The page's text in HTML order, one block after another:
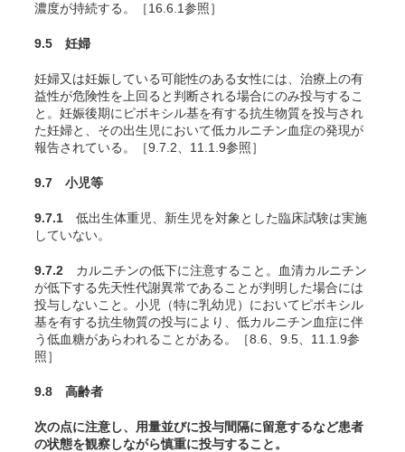
濃度が持続する。［16.6.1参照］
9.5 妊婦
妊婦又は妊娠している可能性のある女性には、治療上の有
益性が危険性を上回ると判断される場合にのみ投与するこ
と。妊娠後期にピボキシル基を有する抗生物質を投与され
た妊婦と、その出生児において低カルニチン血症の発現が
報告されている。［9.7.2、11.1.9参照］
9.7 小児等
9.7.1 低出生体重児、新生児を対象とした臨床試験は実施
していない。
9.7.2 カルニチンの低下に注意すること。血清カルニチン
が低下する先天性代謝異常であることが判明した場合には
投与しないこと。小児（特に乳幼児）においてピボキシル
基を有する抗生物質の投与により、低カルニチン血症に伴
う低血糖があらわれることがある。［8.6、9.5、11.1.9参
照］
9.8 高齢者
次の点に注意し、用量並びに投与間隔に留意するなど患者
の状態を観察しながら慎重に投与すること。